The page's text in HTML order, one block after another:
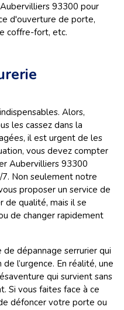
93300 pour
d'ouverture de porte,
coffre-fort, etc.
Alors,
les cassez dans la
il est urgent de les
vous devez compter
Aubervilliers 93300
Non seulement notre
proposer un service de
de qualité, mais il se
de changer rapidement
dépannage serrurier qui
l’urgence. En réalité, une
qui survient sans
Si vous faites face à ce
défoncer votre porte ou